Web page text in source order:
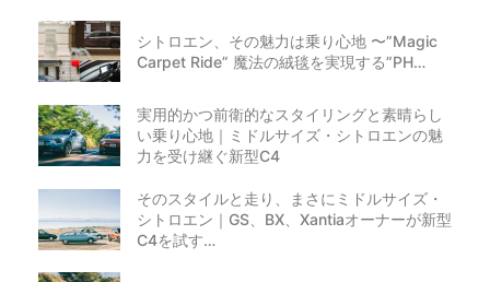
シトロエン、その魅力は乗り心地 〜”Magic
Carpet Ride” 魔法の絨毯を実現する”PH…
実用的かつ前衛的なスタイリングと素晴らし
い乗り心地｜ミドルサイズ・シトロエンの魅
力を受け継ぐ新型C4
そのスタイルと走り、まさにミドルサイズ・
シトロエン｜GS、BX、Xantiaオーナーが新型
C4を試す…